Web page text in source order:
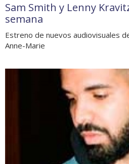
Sam Smith y Lenny
semana
Estreno de nuevos audiovisuales
Anne-Marie